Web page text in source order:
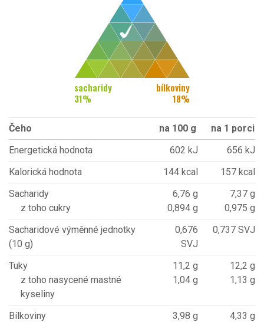
sacharidy
31%
bílkoviny
18%
Čeho na 100 g
na 1 porci
Energetická hodnota
602 kJ
656 kJ
Kalorická hodnota
144 kcal
157 kcal
Sacharidy
z toho cukry
6,76 g
0,894 g
7,37 g
0,975 g
Sacharidové výměnné jednotky
(10 g)
0,676
SVJ
0,737 SVJ
Tuky
z toho nasycené mastné
kyseliny
11,2 g
1,04 g
12,2 g
1,13 g
Bílkoviny 3,98 g 4,33 g